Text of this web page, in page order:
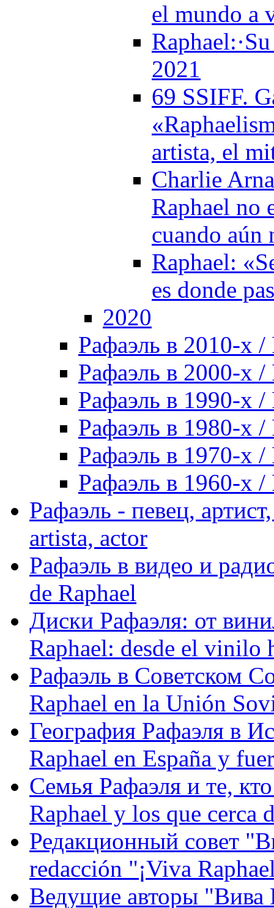
el mundo a
2021
69 SSIFF.
artista, el
Charlie
Raphael no
cuando aún
Raphael:
es donde
2020
Рафаэль в 2010-х /
Рафаэль в 2000-х /
Рафаэль в 1990-х /
Рафаэль в 1980-х /
Рафаэль в 1970-х /
Рафаэль в 1960-х /
Рафаэль - певец,
artista, actor
Рафаэль в видео и
de Raphael
Диски Рафаэля: от
Raphael: desde el vinilo
Рафаэль в Советском
Raphael en la Unión
География Рафаэля в
Raphael en España y
Семья Рафаэля и те,
Raphael y los que cerca
Редакционный совет
redacción "¡Viva
Ведущие авторы "Вива